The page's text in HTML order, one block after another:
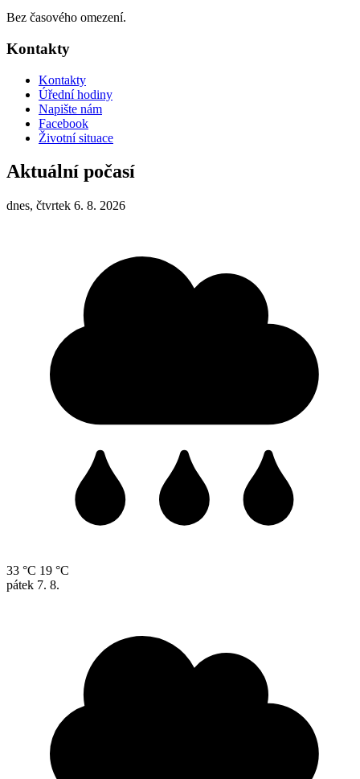
Bez časového omezení.
Kontakty
Kontakty
Úřední hodiny
Napište nám
Facebook
Životní situace
Aktuální počasí
dnes, čtvrtek 6. 8. 2026
33 °C 19 °C
pátek 7. 8.